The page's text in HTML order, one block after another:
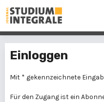
Einloggen
Mit * gekennzeichnete
Für den Zugang ist ein